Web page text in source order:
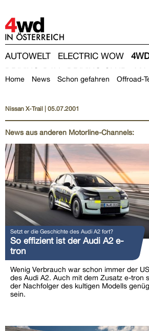
4WD
AUTOWELT ELECTRIC WOW
Home News Schon gefahren Offroad-
DRIVING-DAY
DRIVING CLUB
Nissan X-Trail | 05.07.2001
News aus anderen Motorline-Channels:
Setzt er die Geschichte des Audi A2 fort?
So effizient ist der Audi A2 e-
tron
Wenig Verbrauch war schon immer der
des Audi A2. Auch mit dem Zusatz e-tron
der Nachfolger des kultigen Modells
sein.